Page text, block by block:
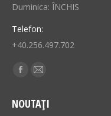
Duminica: ÎNCHIS
Telefon:
+40.256.497.702
Find us on:
Facebook
opens
Mail
opens
NOUTAȚI